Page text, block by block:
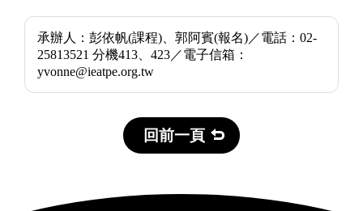
承辦人：彭依帆(課程)、郭阿賓(報名)／電話：02-
25813521 分機413、423／電子信箱：
yvonne@ieatpe.org.tw
回前一頁